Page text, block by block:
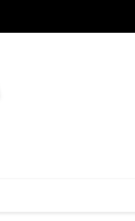
Band Bahia realiza tradicional